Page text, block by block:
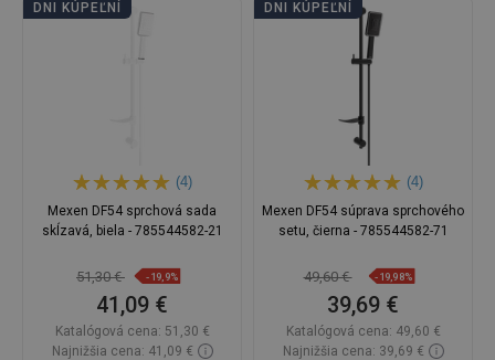
DNI KÚPEĽNÍ
(4)
Mexen DF54 sprchová sada
skĺzavá, biela - 785544582-21
51,30 € -19,9%
41,09 €
Katalógová cena: 51,30 €
Najnižšia cena: 41,09 €
DNI KÚPEĽNÍ
(4)
Mexen DF54 súprava sprchového
setu, čierna - 785544582-71
49,60 € -19,98%
39,69 €
Katalógová cena: 49,60 €
Najnižšia cena: 39,69 €